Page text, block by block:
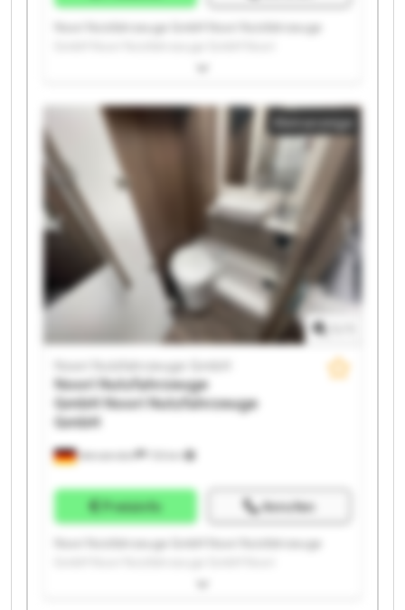
Noori Nutzfahrzeuge GmbH Noori Nutzfahrzeuge
Nutzfahrzeuge GmbH Noori Nutzfahrzeuge GmbH
GmbH Noori Nutzfahrzeuge GmbH Noori
Nutzfahrzeuge GmbH Noori Nutzfahrzeuge GmbH
Noori Nutzfahrzeuge GmbH Noori Nutzfahrzeuge
GmbH Noori Nutzfahrzeuge GmbH Noori
Nutzfahrzeuge GmbH Noori Nutzfahrzeuge GmbH
Noori Nutzfahrzeuge GmbH Noori Nutzfahrzeuge
GmbH Noori Nutzfahrzeuge GmbH Noori
Nutzfahrzeuge GmbH Noori Nutzfahrzeuge GmbH
Kleinanzeige
Wenzendorf
Noori Nutzfahrzeuge GmbH
Noori Nutzfahrzeuge
GmbHNoori Nutzfahrzeuge
GmbH
Preisinfo Anrufen
Noori Nutzfahrzeuge GmbH Noori Nutzfahrzeuge
Nutzfahrzeuge GmbH Noori Nutzfahrzeuge GmbH